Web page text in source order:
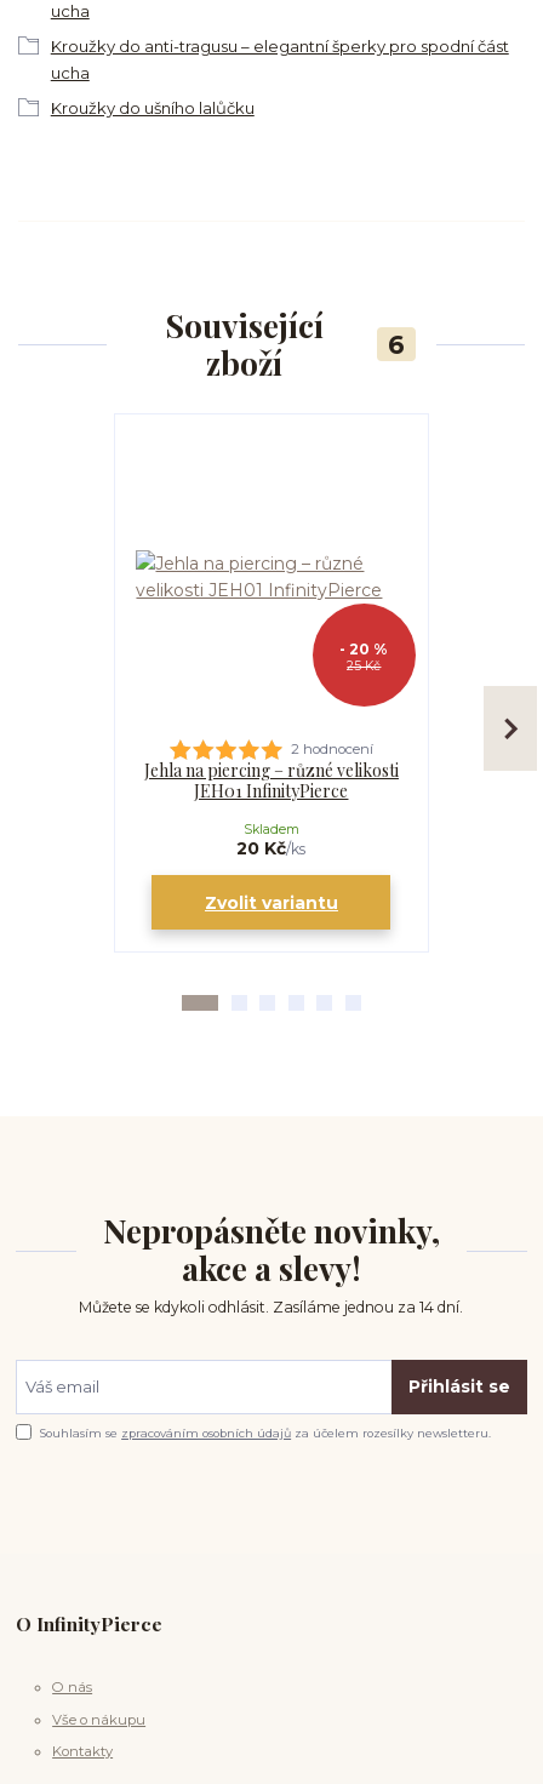
ucha
Kroužky do anti-tragusu – elegantní šperky pro spodní část
ucha
Kroužky do ušního lalůčku
Související
zboží
6
25 Kč
- 20 %
2 hodnocení
Jehla na piercing – různé velikosti
JEH01 InfinityPierce
20 Kč/ks
Skladem
Zvolit variantu
Nepropásněte novinky,
akce a slevy!
Můžete se kdykoli odhlásit. Zasíláme jednou za 14 dní.
Přihlásit se
Souhlasím se zpracováním osobních údajů za účelem rozesílky newsletteru.
O InfinityPierce
O nás
Vše o nákupu
Kontakty